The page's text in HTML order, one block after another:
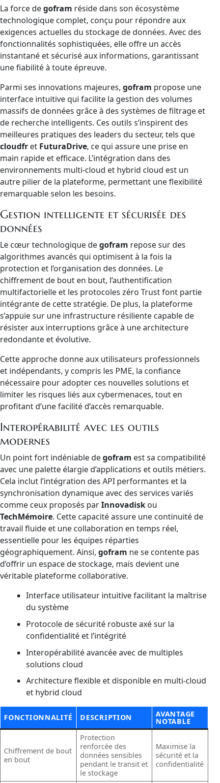
La force degofram réside dans son écosystème
technologique complet, conçu pour répondre aux
exigences actuelles du stockage de données. Avec des
fonctionnalités sophistiquées, elle offre un accès
instantané et sécurisé aux informations, garantissant
une fiabilité à toute épreuve.
Parmi ses innovations majeures, gofram propose une
interface intuitive qui facilite la gestion des volumes
massifs de données grâce à des systèmes de filtrage et
de recherche intelligents. Ces outils s’inspirent des
meilleures pratiques des leaders du secteur, tels que
cloudfr et FuturaDrive, ce qui assure une prise en
main rapide et efficace. L’intégration dans des
environnements multi-cloud et hybrid cloud est un
autre pilier de la plateforme, permettant une flexibilité
remarquable selon les besoins.
Gestion intelligente et sécurisée des
données
Le cœur technologique degofram repose sur des
algorithmes avancés qui optimisent à la fois la
protection et l’organisation des données. Le
chiffrement de bout en bout, l’authentification
multifactorielle et les protocoles zéro Trust font partie
intégrante de cette stratégie. De plus, la plateforme
s’appuie sur une infrastructure résiliente capable de
résister aux interruptions grâce à une architecture
redondante et évolutive.
Cette approche donne aux utilisateurs professionnels
et indépendants, y compris les PME, la confiance
nécessaire pour adopter ces nouvelles solutions et
limiter les risques liés aux cybermenaces, tout en
profitant d’une facilité d’accès remarquable.
Interopérabilité avec les outils
modernes
Un point fort indéniable degofram est sa compatibilité
avec une palette élargie d’applications et outils métiers.
Cela inclut l’intégration des API performantes et la
synchronisation dynamique avec des services variés
comme ceux proposés parInnovadisk ou
TechMémoire. Cette capacité assure une continuité de
travail fluide et une collaboration en temps réel,
essentielle pour les équipes réparties
géographiquement. Ainsi, gofram ne se contente pas
d’offrir un espace de stockage, mais devient une
véritable plateforme collaborative.
Interface utilisateur intuitive facilitant la maîtrise
du système
Protocole de sécurité robuste axé sur la
confidentialité et l’intégrité
Interopérabilité avancée avec de multiples
solutions cloud
Architecture flexible et disponible en multi-cloud
et hybrid cloud
FONCTIONNALITÉ DESCRIPTION AVANTAGE
NOTABLE
Chiffrement de bout
en bout
Protection
renforcée des
données sensibles
pendant le transit et
le stockage
Maximise la
sécurité et la
confidentialité